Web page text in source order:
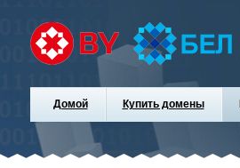
Домой Купить домены